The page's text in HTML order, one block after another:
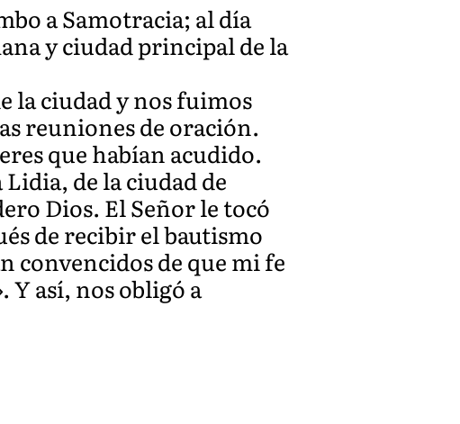
a Samotracia; al día
y ciudad principal de la
la ciudad y nos fuimos
reuniones de oración.
que habían acudido.
de la ciudad de
Dios. El Señor le tocó
de recibir el bautismo
convencidos de que mi fe
Y así, nos obligó a